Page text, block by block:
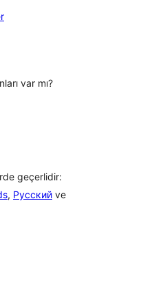
var mı?
geçerlidir:
, Русский ve